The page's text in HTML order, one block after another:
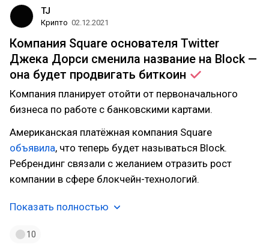
TJ
Крипто 02.12.2021
Компания Square основателя Twitter
Джека Дорси cменила название на Block —
она будет продвигать биткоин
Компания планирует отойти от первоначального
бизнеса по работе с банковскими картами.
Американская платёжная компания Square
объявила, что теперь будет называться Block.
Ребрендинг связали с желанием отразить рост
компании в сфере блокчейн-технологий.
Показать полностью
10